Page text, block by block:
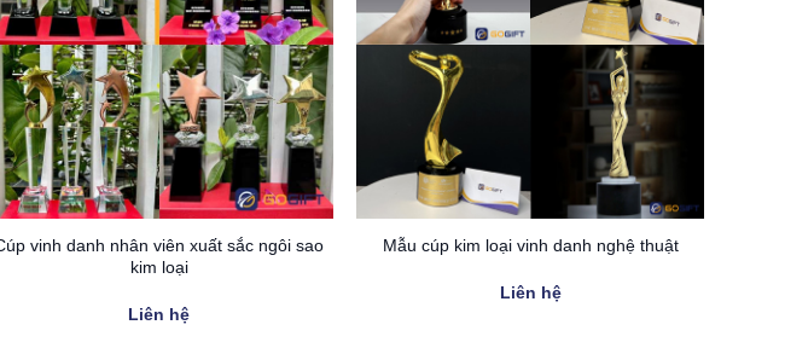
giác vừa sang trọng lại gọn nhẹ
vinh danh nhân viên xuất sắc ngôi sao
kim loại
Liên hệ
Mẫu cúp kim loại vinh danh nghệ thuật
Liên hệ